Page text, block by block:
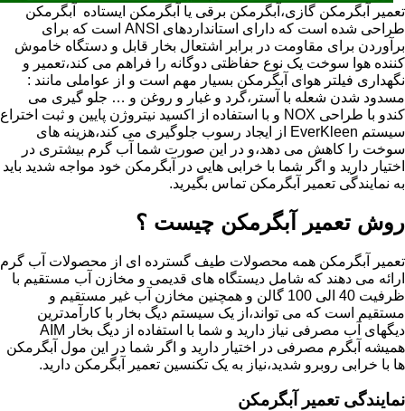
تعمیر آبگرمکن گازی،آبگرمکن برقی یا آبگرمکن ایستاده ​ آبگرمکن
طراحی شده است که دارای استانداردهای ANSI است که برای
برآوردن برای مقاومت در برابر اشتعال بخار قابل و دستگاه خاموش
کننده هوا سوخت یک نوع حفاظتی دوگانه را فراهم می کند،تعمیر و
نگهداری فیلتر هوای آبگرمکن بسیار مهم است و از عواملی مانند :
مسدود شدن شعله با آستر،گرد و غبار و روغن و … جلو گیری می
کندو با طراحی NOX و با استفاده از اکسید نیتروژن پایین و ثبت اختراع
سیستم EverKleen از ایجاد رسوب جلوگیری می کند،هزینه های
سوخت را کاهش می دهد،و در این صورت شما آب گرم بیشتری در
اختیار دارید و اگر شما با خرابی هایی در آبگرمکن خود مواجه شدید باید
به نمایندگی تعمیر آبگرمکن تماس بگیرید.
روش تعمیر آبگرمکن چیست ؟
تعمیر آبگرمکن همه محصولات طیف گسترده ای از محصولات آب گرم
ارائه می دهند که شامل دیستگاه های قدیمی و مخازن آب مستقیم با
ظرفیت 40 الی 100 گالن و همچنین مخازن آب غیر مستقیم و
مستقیم است که می تواند،از یک سیستم دیگ بخار با کارآمدترین
دیگهای آب مصرفی نیاز دارید و شما با استفاده از دیگ بخار AIM
همیشه آبگرم مصرفی در اختیار دارید و اگر شما در این مول آبگرمکن
ها با خرابی روبرو شدید،نیاز به یک تکنسین تعمیر آبگرمکن دارید.
نمایندگی تعمیر آبگرمکن